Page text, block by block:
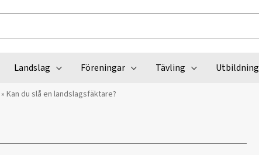
Landslag Föreningar Tävling Utbildning
» Kan du slå en landslagsfäktare?